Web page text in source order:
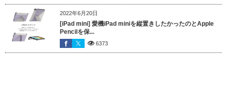
2022年6月20日
[iPad mini] 愛機iPad miniを縦置きしたかったのとApple
Pencilを保...
6373